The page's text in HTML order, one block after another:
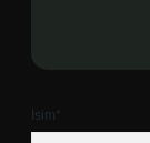
İsim*